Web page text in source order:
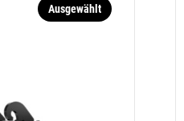
Ausgewählt